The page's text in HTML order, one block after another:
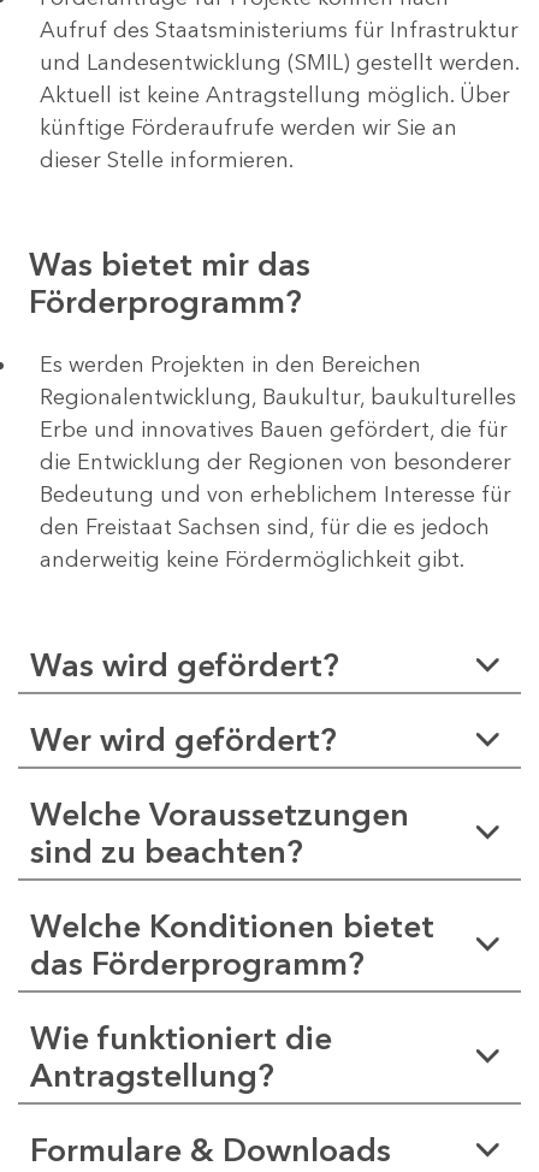
Aufruf des Staatsministeriums für Infrastruktur
und Landesentwicklung (SMIL) gestellt werden.
Aktuell ist keine Antragstellung möglich. Über
künftige Förderaufrufe werden wir Sie an
dieser Stelle informieren.
Was bietet mir das
Förderprogramm?
Es werden Projekten in den Bereichen
Regionalentwicklung, Baukultur, baukulturelles
Erbe und innovatives Bauen gefördert, die für
die Entwicklung der Regionen von besonderer
Bedeutung und von erheblichem Interesse für
den Freistaat Sachsen sind, für die es jedoch
anderweitig keine Fördermöglichkeit gibt.
Was wird gefördert?
Wer wird gefördert?
Welche Voraussetzungen
sind zu beachten?
Welche Konditionen bietet
das Förderprogramm?
Wie funktioniert die
Antragstellung?
Formulare & Downloads